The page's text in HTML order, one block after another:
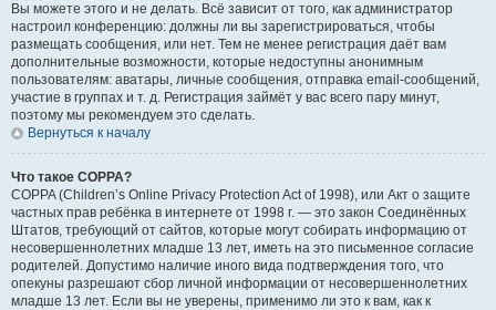
Вы можете этого и не делать. Всё зависит от того, как администратор
настроил конференцию: должны ли вы зарегистрироваться, чтобы
размещать сообщения, или нет. Тем не менее регистрация даёт вам
дополнительные возможности, которые недоступны анонимным
пользователям: аватары, личные сообщения, отправка email-сообщений,
участие в группах и т. д. Регистрация займёт у вас всего пару минут,
поэтому мы рекомендуем это сделать.
Вернуться к началу
Что такое COPPA?
COPPA (Children’s Online Privacy Protection Act of 1998), или Акт о защите
частных прав ребёнка в интернете от 1998 г. — это закон Соединённых
Штатов, требующий от сайтов, которые могут собирать информацию от
несовершеннолетних младше 13 лет, иметь на это письменное согласие
родителей. Допустимо наличие иного вида подтверждения того, что
опекуны разрешают сбор личной информации от несовершеннолетних
младше 13 лет. Если вы не уверены, применимо ли это к вам, как к